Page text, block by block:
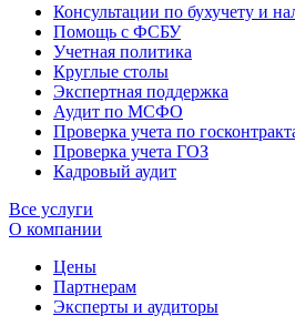
Консультации по бухучету и
Помощь с ФСБУ
Учетная политика
Круглые столы
Экспертная поддержка
Аудит по МСФО
Проверка учета по
Проверка учета ГОЗ
Кадровый аудит
Все услуги
О компании
Цены
Партнерам
Эксперты и аудиторы